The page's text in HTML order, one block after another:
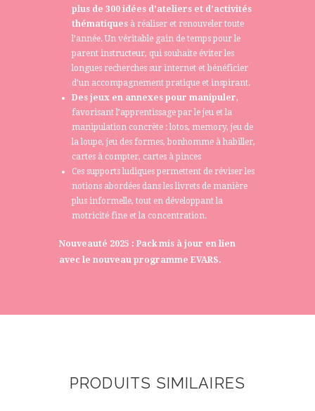
plus de 300 idées d’ateliers et d’activités
thématiques à réaliser et renouveler toute
l’année. Un véritable gain de temps pour le
parent instructeur, qui souhaite éviter les
longues recherches sur internet et bénéficier
d’un accompagnement pratique et inspirant.
Des jeux en annexes pour manipuler,
favorisant l’apprentissage par le jeu et la
manipulation concrète : lotos, memory, jeu de
la loupe, jeu des formes, bonhomme à habiller,
cartes à compter, cartes à pinces
Ces supports ludiques permettent de réviser les
notions abordées dans les livrets de manière
plus informelle, tout en développant la
motricité fine et la concentration.
Nouveauté 2025 : Pack mis à jour en lien
avec le nouveau programme EVARS.
PRODUITS SIMILAIRES